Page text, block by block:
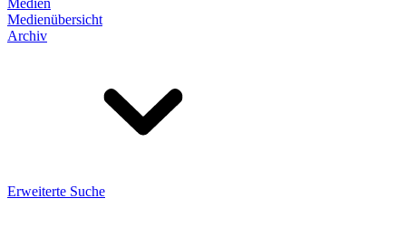
Medien
Medienübersicht
Archiv
Erweiterte Suche